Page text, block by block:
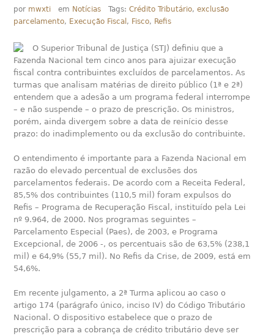
por mwxti em Notícias Tags:Crédito Tributário,exclusão
parcelamento, Execução Fiscal , Fisco, Refis
O Superior Tribunal de Justiça (STJ) definiu que a
Fazenda Nacional tem cinco anos para ajuizar execução
fiscal contra contribuintes excluídos de parcelamentos. As
turmas que analisam matérias de direito público (1ª e 2ª)
entendem que a adesão a um programa federal interrompe
– e não suspende – o prazo de prescrição. Os ministros,
porém, ainda divergem sobre a data de reinício desse
prazo: do inadimplemento ou da exclusão do contribuinte.
O entendimento é importante para a Fazenda Nacional em
razão do elevado percentual de exclusões dos
parcelamentos federais. De acordo com a Receita Federal,
85,5% dos contribuintes (110,5 mil) foram expulsos do
Refis – Programa de Recuperação Fiscal, instituído pela Lei
nº 9.964, de 2000. Nos programas seguintes –
Parcelamento Especial (Paes), de 2003, e Programa
Excepcional, de 2006 -, os percentuais são de 63,5% (238,1
mil) e 64,9% (55,7 mil). No Refis da Crise, de 2009, está em
54,6%.
Em recente julgamento, a 2ª Turma aplicou ao caso o
artigo 174 (parágrafo único, inciso IV) do Código Tributário
Nacional. O dispositivo estabelece que o prazo de
prescrição para a cobrança de crédito tributário deve ser